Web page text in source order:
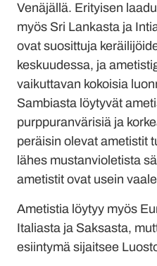
Venäjällä. Erityisen
myös Sri Lankasta ja
ovat suosittuja
keskuudessa, ja
vaikuttavan kokoisia
Sambiasta löytyvät
purppuranvärisiä ja
peräisin olevat ametistit
lähes mustanvioletista
ametistit ovat usein
Ametistia löytyy myös
Italiasta ja Saksasta,
esiintymä sijaitsee